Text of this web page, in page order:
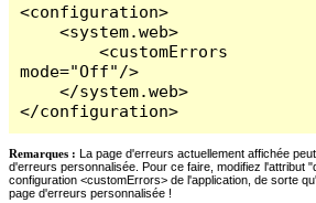
<configuration>
    <system.web>
        <customErrors
mode="Off"/>
    </system.web>
</configuration>
Remarques : La page d'erreurs actuellement affichée
d'erreurs personnalisée. Pour ce faire, modifiez l'attribut
configuration <customErrors> de l'application, de sorte
page d'erreurs personnalisée !